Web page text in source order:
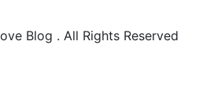
Blog . All Rights Reserved